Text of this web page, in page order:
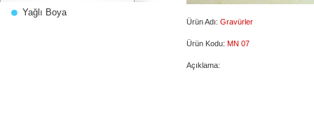
Yağlı Boya
Ürün Adı: Gravürler
Ürün Kodu: MN 07
Açıklama: